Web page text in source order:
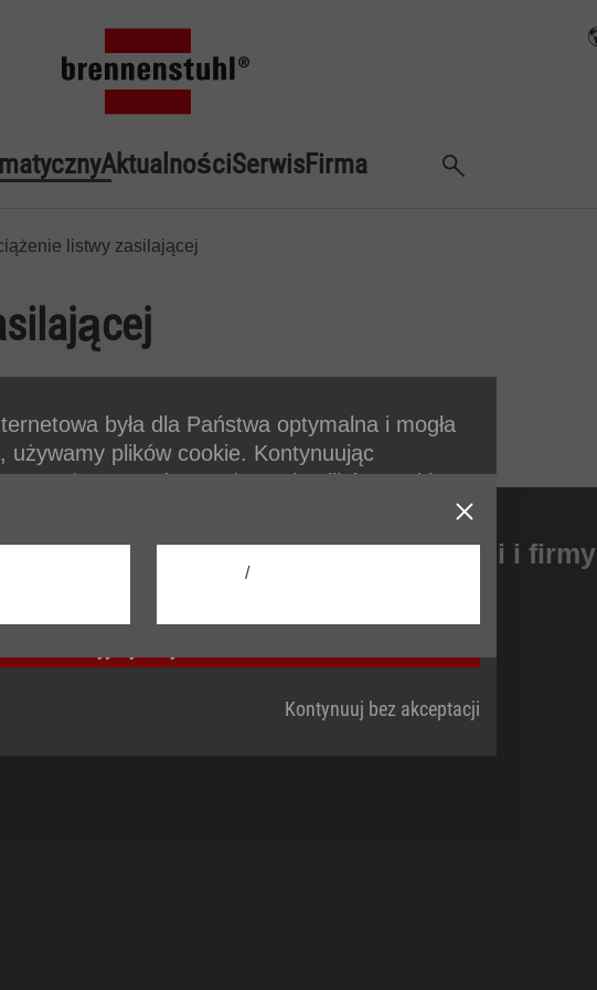
była dla Państwa optymalna i mogła
używamy plików cookie. Kontynuując
wyrażasz zgodę na używanie plików cookie.
Kontynuuj bez akceptacji
/
AktualnościSerwisFirma Wyszukaj
listwy zasilającej
końcowych
Sprzedawcy detaliczni i firmy